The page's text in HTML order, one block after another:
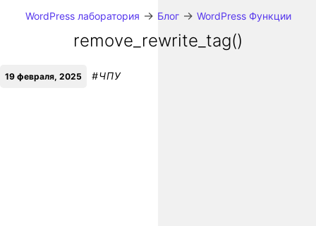
WordPress лаборатория → Блог→ WordPress Функции
remove_rewrite_tag()
19 февраля, 2025 #ЧПУ